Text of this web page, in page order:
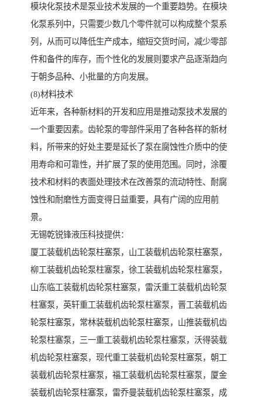
模块化泵技术是泵业技术发展的一个重要趋势。在模块
化泵系列中，只需要少数几个零件就可以构成整个泵系
列，从而可以降低生产成本，缩短交货时间，减少零部
件和备件的库存，而个性化的发展则要求产品逐渐趋向
于朝多品种、小批量的方向发展。
(8)材料技术
近年来，各种新材料的开发和应用是推动泵技术发展的
一个重要因素。齿轮泵的零部件采用了各种各样的新材
料，所带来的好处主要是延长了泵在腐蚀性介质中的使
用寿命和可靠性，并扩展了泵的使用范围。同时，涂覆
技术和材料的表面处理技术在改善泵的流动特性、耐腐
蚀性和耐磨性方面变得日益重要，具有广阔的应用前
景。
无锡乾锐锋液压科技提供：
厦工装载机齿轮泵柱塞泵，山工装载机齿轮泵柱塞泵，
柳工装载机齿轮泵柱塞泵，徐工装载机齿轮泵柱塞泵，
山东临工装载机齿轮泵柱塞泵，雷沃重工装载机齿轮泵
柱塞泵，英轩重工装载机齿轮泵柱塞泵，晋工装载机齿
轮泵柱塞泵，常林装载机齿轮泵柱塞泵，山推装载机齿
轮泵柱塞泵，三一重工装载机齿轮泵柱塞泵，沃得装载
机齿轮泵柱塞泵，现代重工装载机齿轮泵柱塞泵，朝工
装载机齿轮泵柱塞泵，福工装载机齿轮泵柱塞泵，厦金
装载机齿轮泵柱塞泵，雷乔曼装载机齿轮泵柱塞泵，成